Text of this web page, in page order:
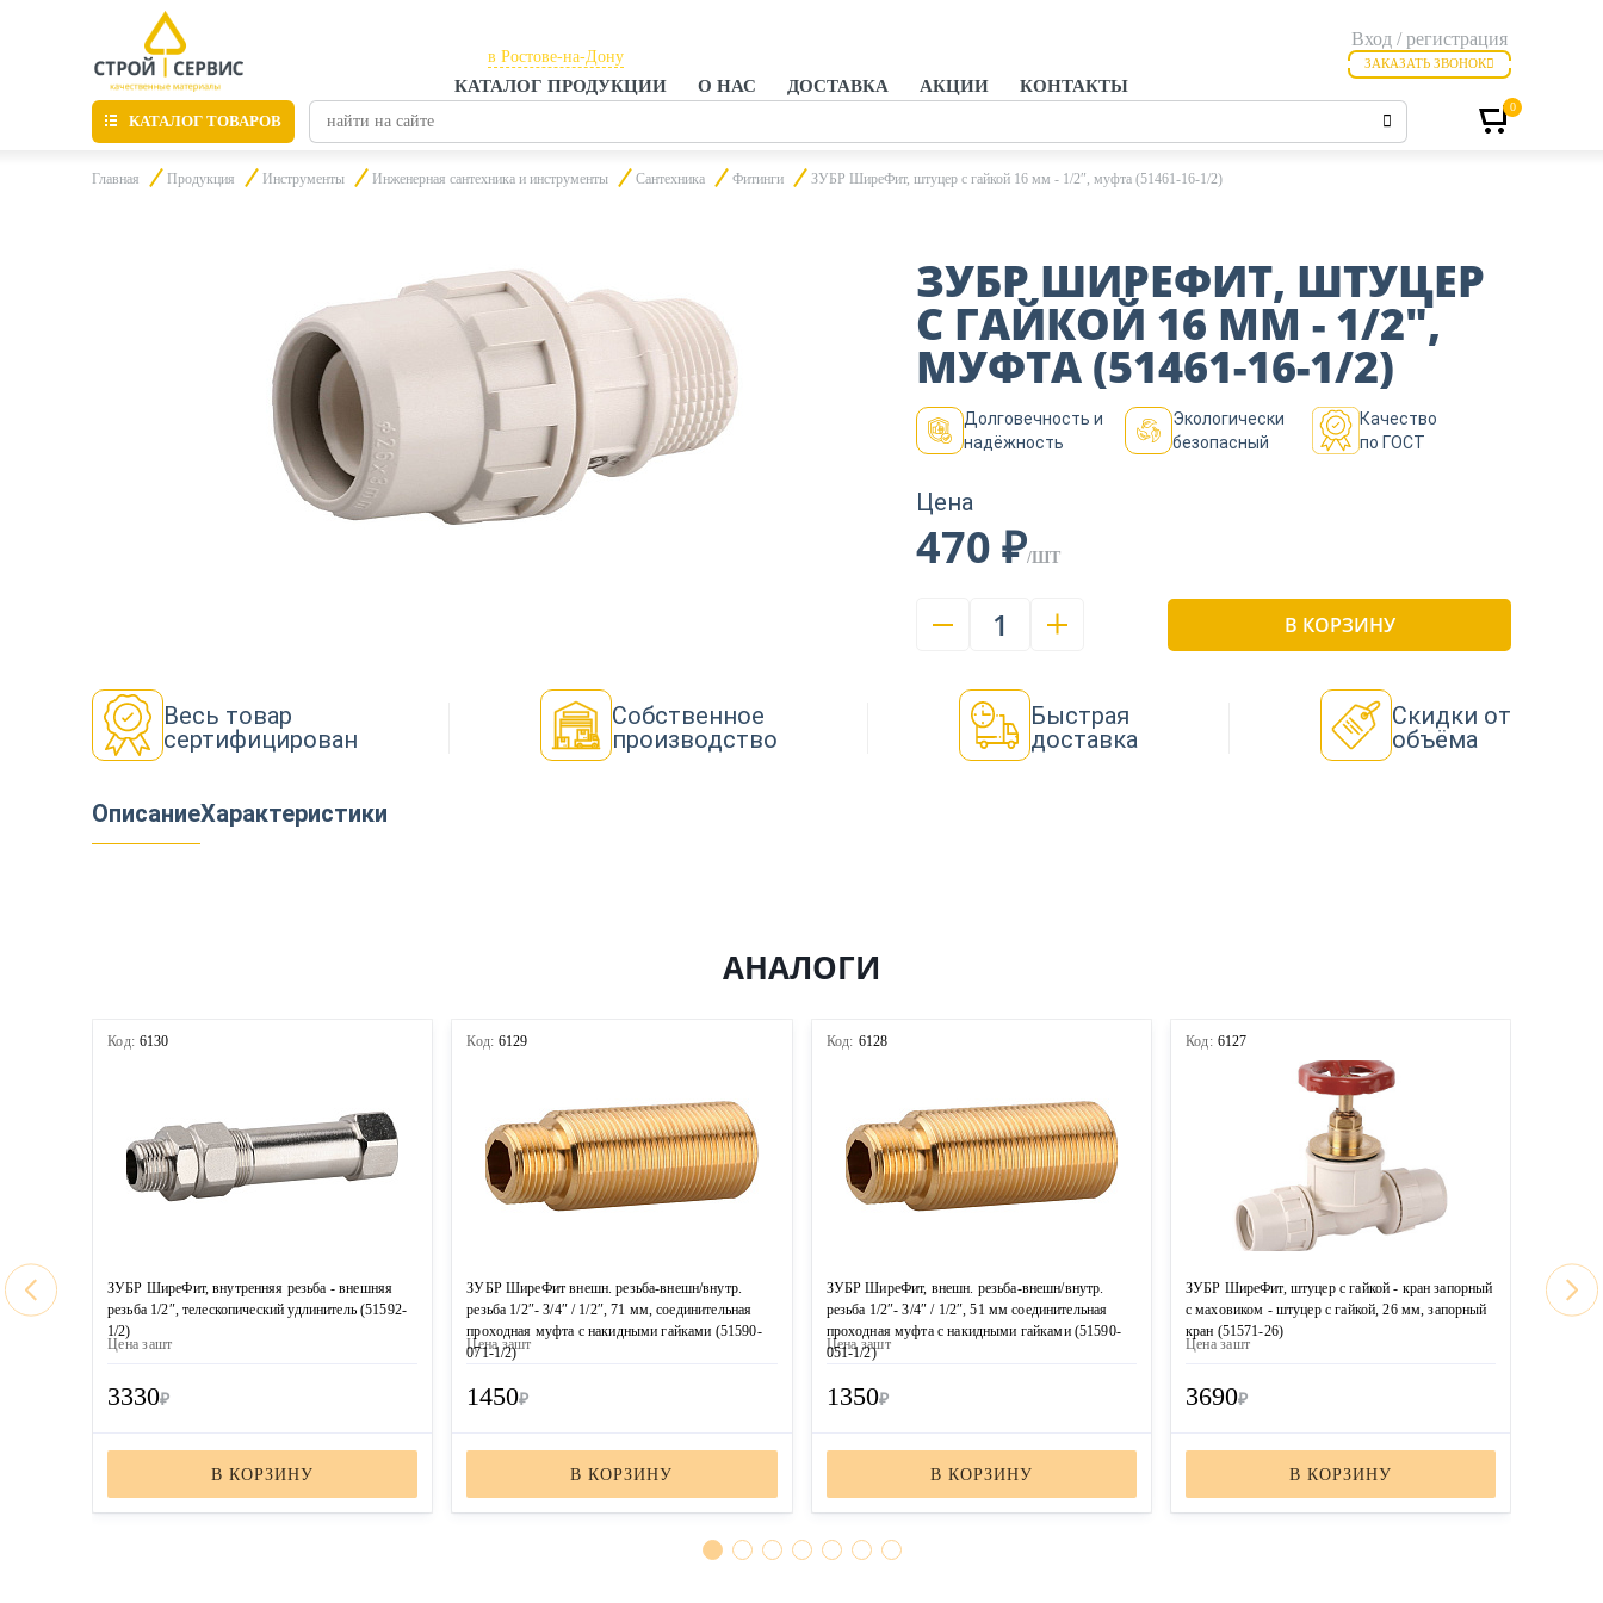
КАТАЛОГ ПРОДУКЦИИ О НАС ДОСТАВКА АКЦИИ КОНТАКТЫ
в Ростове-на-Дону
в Ростове-на-Дону
Вход / регистрация
ЗАКАЗАТЬ ЗВОНОК
КАТАЛОГ ТОВАРОВ
Утепление
Материалы для отделки
Пиломатериалы
Изоляция
Инструменты
0
Главная Продукция Инструменты Инженерная сантехника и инструменты Сантехника Фитинги ЗУБР ШиреФит, штуцер с гайкой 16 мм - 1/2″, муфта (51461-16-1/2)
ЗУБР ШИРЕФИТ, ШТУЦЕР
С ГАЙКОЙ 16 ММ - 1/2″,
МУФТА (51461-16-1/2)
Долговечность и
надёжность
Экологически
безопасный
Качество
по ГОСТ
Цена
470 ₽/ШТ
1 В КОРЗИНУ
Весь товар
сертифицирован
Собственное
производство
Быстрая
доставка
Скидки от
объёма
ОписаниеХарактеристики
АНАЛОГИ
Код: 6130
ЗУБР ШиреФит, внутренняя резьба - внешняя
резьба 1/2″, телескопический удлинитель (51592-
1/2)
Цена зашт
3330₽
В КОРЗИНУ
Код: 6129
ЗУБР ШиреФит внешн. резьба-внешн/внутр.
резьба 1/2″- 3/4″ / 1/2″, 71 мм, соединительная
проходная муфта с накидными гайками (51590-
071-1/2)
Цена зашт
1450₽
В КОРЗИНУ
Код: 6128
ЗУБР ШиреФит, внешн. резьба-внешн/внутр.
резьба 1/2″- 3/4″ / 1/2″, 51 мм соединительная
проходная муфта с накидными гайками (51590-
051-1/2)
Цена зашт
1350₽
В КОРЗИНУ
Код: 6127
ЗУБР ШиреФит, штуцер с гайкой - кран запорный
с маховиком - штуцер с гайкой, 26 мм, запорный
кран (51571-26)
Цена зашт
3690₽
В КОРЗИНУ
ЗУБР
с